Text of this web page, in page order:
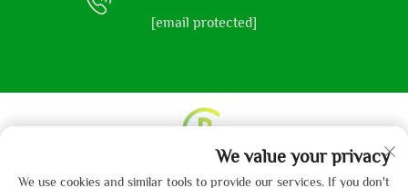
[email protected]
حقوق النشر © 2013-2024 من قبل شركة هيباي جايبو
We value your privacy
We use cookies and similar tools to provide our services. If you don't